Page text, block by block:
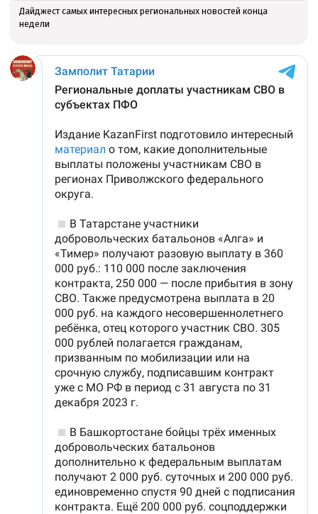
Дайджест самых интересных региональных новостей конца
недели